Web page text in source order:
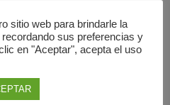
obligatorios están
sitio web para brindarle la
sus preferencias y
en "Aceptar", acepta el uso